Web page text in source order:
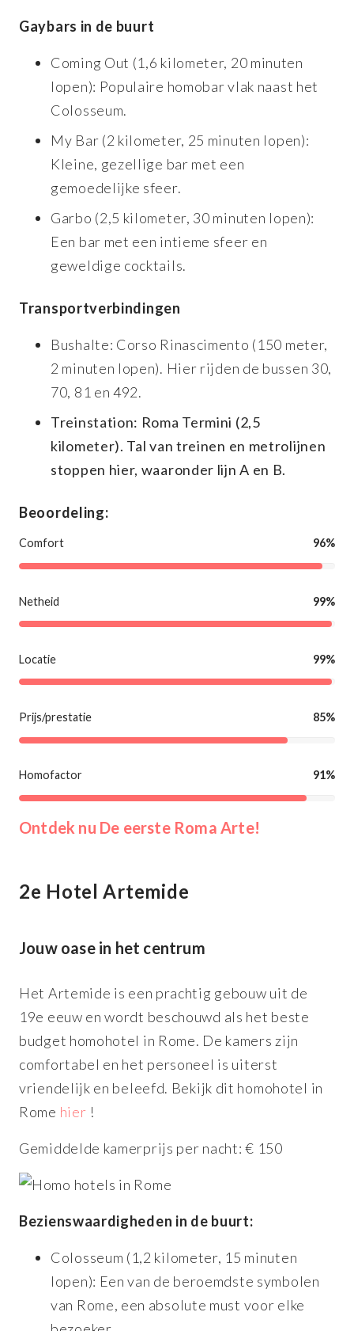
Gaybars in de buurt
Coming Out (1,6 kilometer, 20 minuten
lopen): Populaire homobar vlak naast het
Colosseum.
My Bar (2 kilometer, 25 minuten lopen):
Kleine, gezellige bar met een
gemoedelijke sfeer.
Garbo (2,5 kilometer, 30 minuten lopen):
Een bar met een intieme sfeer en
geweldige cocktails.
Transportverbindingen
Bushalte: Corso Rinascimento (150 meter,
2 minuten lopen). Hier rijden de bussen 30,
70, 81 en 492.
Treinstation: Roma Termini (2,5
kilometer). Tal van treinen en metrolijnen
stoppen hier, waaronder lijn A en B.
Beoordeling:
Comfort 96%
Netheid 99%
Locatie 99%
Prijs/prestatie 85%
Homofactor 91%
Ontdek nu De eerste Roma Arte!
2e Hotel Artemide
Jouw oase in het centrum
Het Artemide is een prachtig gebouw uit de
19e eeuw en wordt beschouwd als het beste
budget homohotel in Rome. De kamers zijn
comfortabel en het personeel is uiterst
vriendelijk en beleefd. Bekijk dit homohotel in
Rome hier !
Gemiddelde kamerprijs per nacht: € 150
Bezienswaardigheden in de buurt:
Colosseum (1,2 kilometer, 15 minuten
lopen): Een van de beroemdste symbolen
van Rome, een absolute must voor elke